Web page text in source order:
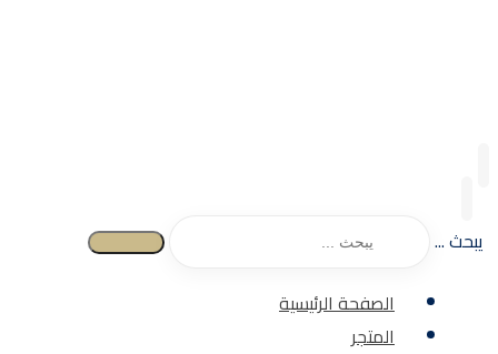
يبحث ...
الصفحة الرئيسية
المتجر